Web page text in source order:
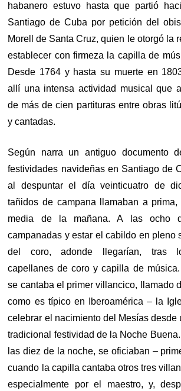
habanero estuvo hasta que partió
Santiago de Cuba por petición del
Morell de Santa Cruz, quien le otorgó la
establecer con firmeza la capilla de
Desde 1764 y hasta su muerte en
allí una intensa actividad musical que
de más de cien partituras entre obras
y cantadas.
Según narra un antiguo documento
festividades navideñas en Santiago de
al despuntar el día veinticuatro de
tañidos de campana llamaban a
media de la mañana. A las ocho
campanadas y estar el cabildo en pleno
del coro, adonde llegarían, tras
capellanes de coro y capilla de
se cantaba el primer villancico, llamado
como es típico en Iberoamérica – la
celebrar el nacimiento del Mesías desde
tradicional festividad de la Noche
las diez de la noche, se oficiaban –
cuando la capilla cantaba otros tres
especialmente por el maestro, y,